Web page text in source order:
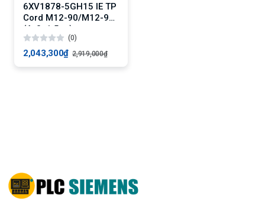
6XV1878-5GH15 IE TP
Cord M12-90/M12-90
(4x2, 1.5 m)
(0)
2,043,300₫ 2,919,000₫